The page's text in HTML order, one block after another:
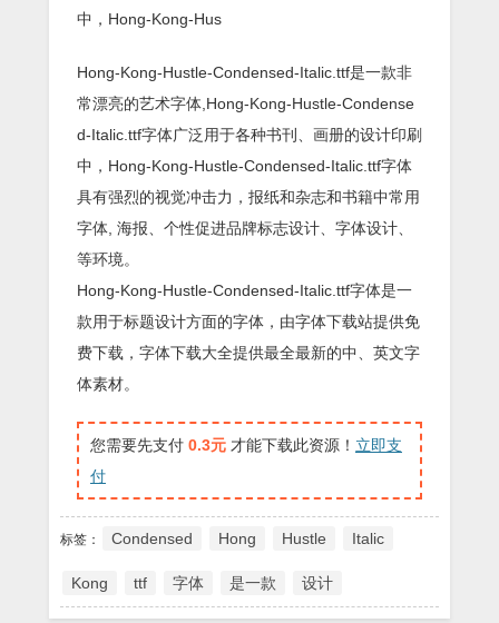
中，Hong-Kong-Hus
Hong-Kong-Hustle-Condensed-Italic.ttf是一款非
常漂亮的艺术字体,Hong-Kong-Hustle-Condense
d-Italic.ttf字体广泛用于各种书刊、画册的设计印刷
中，Hong-Kong-Hustle-Condensed-Italic.ttf字体
具有强烈的视觉冲击力，报纸和杂志和书籍中常用
字体, 海报、个性促进品牌标志设计、字体设计、
等环境。
Hong-Kong-Hustle-Condensed-Italic.ttf字体是一
款用于标题设计方面的字体，由字体下载站提供免
费下载，字体下载大全提供最全最新的中、英文字
体素材。
您需要先支付 0.3元 才能下载此资源！ 立即支
付
标签： Condensed Hong Hustle Italic
Kong ttf 字体 是一款 设计